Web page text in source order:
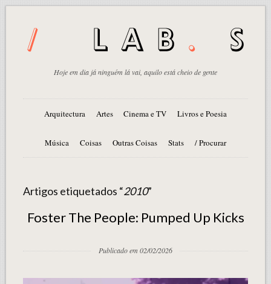
Hoje em dia já ninguém lá vai, aquilo está cheio de gente
Arquitectura Artes Cinema e TV Livros e Poesia
Música Coisas Outras Coisas Stats / Procurar
Artigos etiquetados “2010”
Foster The People: Pumped Up Kicks
Publicado em 02/02/2026